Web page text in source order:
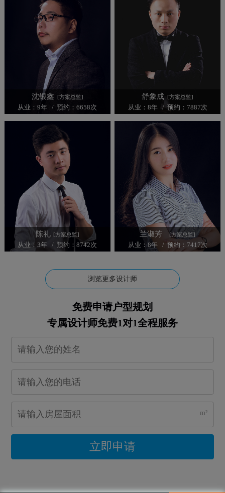
沈银鑫 [方案总监]
从业：9年 / 预约：6658次
舒象成 [方案总监]
从业：8年 / 预约：7887次
陈礼 [方案总监]
从业：3年 / 预约：8742次
兰淑芳 [方案总监]
从业：8年 / 预约：7417次
浏览更多设计师
免费申请户型规划
专属设计师免费1对1全程服务
m²
立即申请